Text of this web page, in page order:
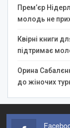
Прем’єр
молодь не
Квірні книги
підтримає
Орина
до жіночих